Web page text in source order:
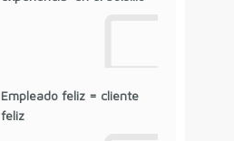
Empleado feliz = cliente
feliz